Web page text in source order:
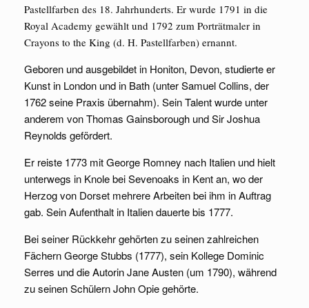
Pastellfarben des 18. Jahrhunderts. Er wurde 1791 in die
Royal Academy gewählt und 1792 zum Porträtmaler in
Crayons to the King (d. H. Pastellfarben) ernannt.
Geboren und ausgebildet in Honiton, Devon, studierte er
Kunst in London und in Bath (unter Samuel Collins, der
1762 seine Praxis übernahm). Sein Talent wurde unter
anderem von Thomas Gainsborough und Sir Joshua
Reynolds gefördert.
Er reiste 1773 mit George Romney nach Italien und hielt
unterwegs in Knole bei Sevenoaks in Kent an, wo der
Herzog von Dorset mehrere Arbeiten bei ihm in Auftrag
gab. Sein Aufenthalt in Italien dauerte bis 1777.
Bei seiner Rückkehr gehörten zu seinen zahlreichen
Fächern George Stubbs (1777), sein Kollege Dominic
Serres und die Autorin Jane Austen (um 1790), während
zu seinen Schülern John Opie gehörte.